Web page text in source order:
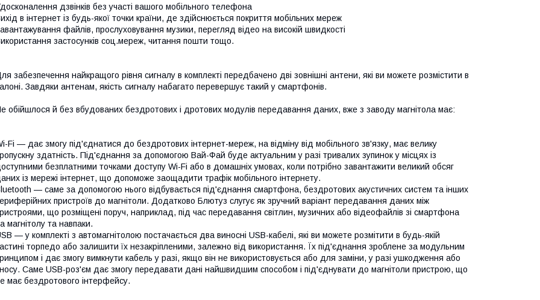
дзвінків без участі вашого мобільного телефона
в інтернет із будь-якої точки країни, де здійснюється покриття мобільних мереж
файлів, прослуховування музики, перегляд відео на високій швидкості
застосунків соц.мереж, читання пошти тощо.
забезпечення найкращого рівня сигналу в комплекті передбачено дві зовнішні антени, які ви можете розмістити в
Завдяки антенам, якість сигналу набагато перевершує такий у смартфонів.
обійшлося й без вбудованих бездротових і дротових модулів передавання даних, вже з заводу магнітола має:
Fi — дає змогу під'єднатися до бездротових інтернет-мереж, на відміну від мобільного зв'язку, має велику
здатність. Під'єднання за допомогою Вай-Фай буде актуальним у разі тривалих зупинок у місцях із
безплатними точками доступу Wi-Fi або в домашніх умовах, коли потрібно завантажити великий обсяг
із мережі інтернет, що допоможе заощадити трафік мобільного інтернету.
— саме за допомогою нього відбувається під'єднання смартфона, бездротових акустичних систем та інших
пристроїв до магнітоли. Додатково Блютуз слугує як зручний варіант передавання даних між
що розміщені поруч, наприклад, під час передавання світлин, музичних або відеофайлів зі смартфона
магнітолу та навпаки.
— у комплекті з автомагнітолою постачається два виносні USB-кабелі, які ви можете розмітити в будь-якій
торпедо або залишити їх незакріпленими, залежно від використання. Їх під'єднання зроблене за модульним
і дає змогу вимкнути кабель у разі, якщо він не використовується або для заміни, у разі ушкодження або
Саме USB-роз'єм дає змогу передавати дані найшвидшим способом і під'єднувати до магнітоли пристрою, що
має бездротового інтерфейсу.